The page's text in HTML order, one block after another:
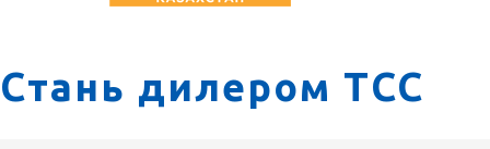
Стань дилером ТСС